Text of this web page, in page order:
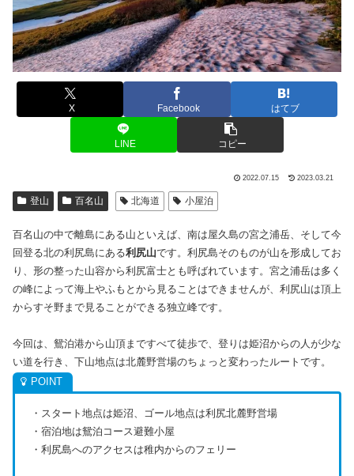
X Facebook はてブ
LINE コピー
2022.07.15 2023.03.21
登山 百名山 北海道 小屋泊
百名山の中で離島にある山といえば、南は屋久島の宮之浦岳、そして今
回登る北の利尻島にある利尻山です。利尻島そのものが山を形成してお
り、形の整った山容から利尻富士とも呼ばれています。宮之浦岳は多く
の峰によって海上やふもとから見ることはできませんが、利尻山は頂上
からすそ野まで見ることができる独立峰です。
今回は、鴛泊港から山頂まですべて徒歩で、登りは姫沼からの人が少な
い道を行き、下山地点は北麓野営場のちょっと変わったルートです。
・スタート地点は姫沼、ゴール地点は利尻北麓野営場
・宿泊地は鴛泊コース避難小屋
・利尻島へのアクセスは稚内からのフェリー